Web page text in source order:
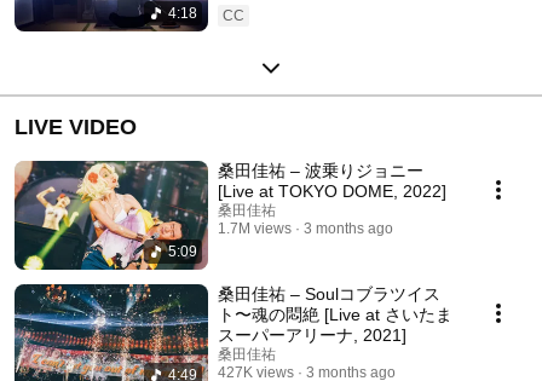
4:18
CC
LIVE VIDEO
5:09
桑田佳祐 – 波乗りジョニー
[Live at TOKYO DOME, 2022]
桑田佳祐
1.7M views
3 months ago
4:49
桑田佳祐 – Soulコブラツイス
ト〜魂の悶絶 [Live at さいたま
スーパーアリーナ, 2021]
桑田佳祐
427K views
3 months ago